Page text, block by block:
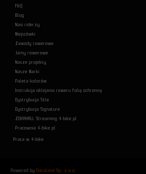
F&Q
Blog
Nasi riderzy
Miejscówki
Zawody rowerowe
Jamy rowerowe
Nasze projekty
Nasze Marki
Paleta kolorów
Instrukcja oklejania roweru folią ochronną
Dystrybucja Title
Dystrybucja Signature
ZOKAHALL Streaming 4-bike.pl
Pracownia 4-bike.pl
Praca w 4-bike
Powered by Dataland Sp. z o.o.